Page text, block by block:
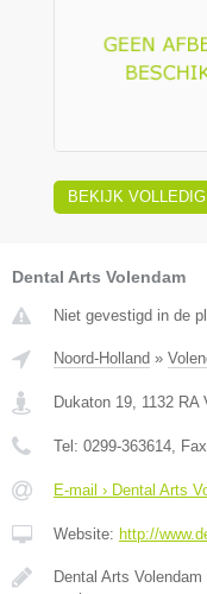
BEKIJK
Dental Arts Volendam
Niet gevestigd in de
Noord-Holland »
Dukaton 19, 1132 RA
Tel: 0299-363614,
E-mail › Dental Arts
Website: http://
Dental Arts